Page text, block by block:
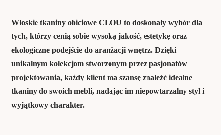
Włoskie tkaniny obiciowe CLOU to doskonały wybór dla
tych, którzy cenią sobie wysoką jakość, estetykę oraz
ekologiczne podejście do aranżacji wnętrz. Dzięki
unikalnym kolekcjom stworzonym przez pasjonatów
projektowania, każdy klient ma szansę znaleźć idealne
tkaniny do swoich mebli, nadając im niepowtarzalny styl i
wyjątkowy charakter.